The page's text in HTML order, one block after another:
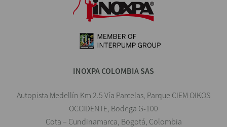
INOXPA COLOMBIA SAS
Autopista Medellín Km 2.5 Vía Parcelas, Parque CIEM OIKOS
OCCIDENTE, Bodega G-100
Cota – Cundinamarca, Bogotá, Colombia